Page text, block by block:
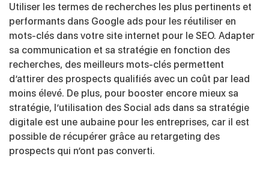
Utiliser les termes de recherches les plus pertinents et
performants dans Google ads pour les réutiliser en
mots-clés dans votre site internet pour le SEO. Adapter
sa communication et sa stratégie en fonction des
recherches, des meilleurs mots-clés permettent
d’attirer des prospects qualifiés avec un coût par lead
moins élevé. De plus, pour booster encore mieux sa
stratégie, l’utilisation des Social ads dans sa stratégie
digitale est une aubaine pour les entreprises, car il est
possible de récupérer grâce au retargeting des
prospects qui n’ont pas converti.